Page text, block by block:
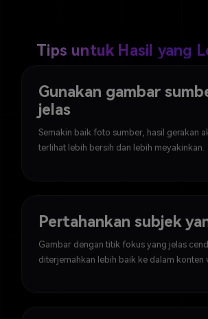
Tips untuk Hasil yang
Gunakan gambar
jelas
Semakin baik foto sumber, hasil gerakan
terlihat lebih bersih dan lebih meyakinkan.
Pertahankan subjek
Gambar dengan titik fokus yang jelas
diterjemahkan lebih baik ke dalam konten